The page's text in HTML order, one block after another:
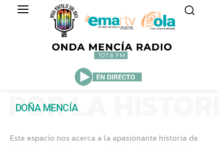
DOÑA MENCÍA
POR LA
Este espacio nos acerca a la apasionante historia de